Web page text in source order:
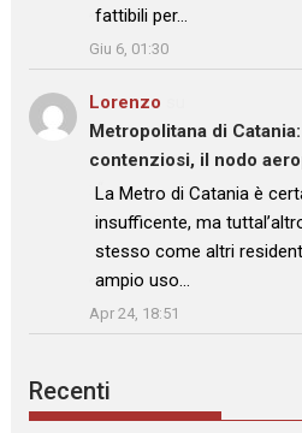
fattibili per…
”
Giu 6, 01:30
Lorenzo
Metropolitana di
contenziosi, il nodo
: “La Metro di Catania è
insufficente, ma
stesso come altri
ampio uso…
”
Apr 24, 18:51
Recenti